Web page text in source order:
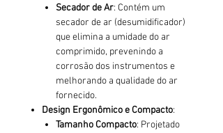
Secador de Ar: Contém um
secador de ar (desumidificador)
que elimina a umidade do ar
comprimido, prevenindo a
corrosão dos instrumentos e
melhorando a qualidade do ar
fornecido.
Design Ergonômico e Compacto:
Tamanho Compacto: Projetado